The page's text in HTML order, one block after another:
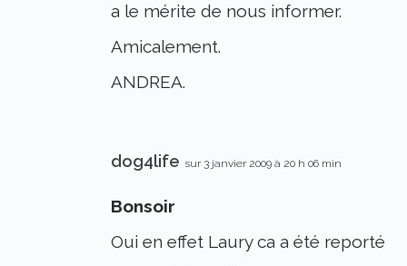
a le mérite de nous informer.
Amicalement.
ANDREA.
dog4life sur 3 janvier 2009 à 20 h 06 min
Bonsoir
Oui en effet Laury ca a été reporté